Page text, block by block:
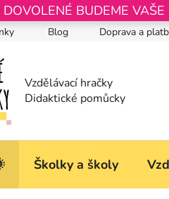
BUDEME
Blog Doprava a
Školky a školy